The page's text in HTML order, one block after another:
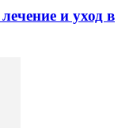
и уход в